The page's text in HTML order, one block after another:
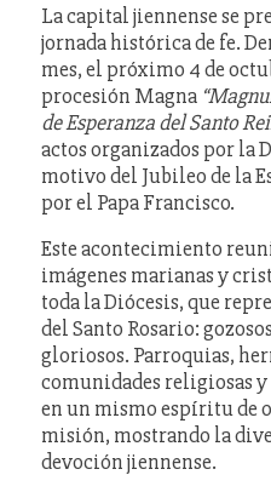
La capital jiennense se
jornada histórica de fe.
mes, el próximo 4 de
procesión Magna
de Esperanza del Santo
actos organizados por la
motivo del Jubileo de la
por el Papa Francisco.
Este acontecimiento
imágenes marianas y
toda la Diócesis, que
del Santo Rosario:
gloriosos. Parroquias,
comunidades religiosas
en un mismo espíritu de
misión, mostrando la
devoción jiennense.